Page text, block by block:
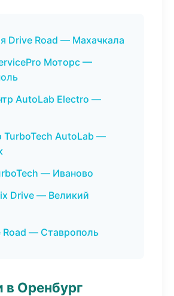
Drive Road — Махачкала
Моторс —
AutoLab Electro —
TurboTech AutoLab —
— Иваново
Drive — Великий
Road — Ставрополь
в Оренбург